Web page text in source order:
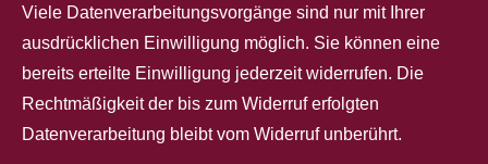
Viele Datenverarbeitungsvorgänge sind nur mit Ihrer
ausdrücklichen Einwilligung möglich. Sie können eine
bereits erteilte Einwilligung jederzeit widerrufen. Die
Rechtmäßigkeit der bis zum Widerruf erfolgten
Datenverarbeitung bleibt vom Widerruf unberührt.